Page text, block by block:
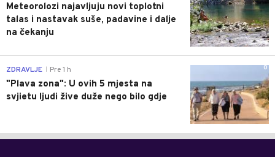
Meteorolozi najavljuju novi toplotni
talas i nastavak suše, padavine i dalje
na čekanju
0
ZDRAVLJE Pre 1 h
"Plava zona": U ovih 5 mjesta na
svjietu ljudi žive duže nego bilo gdje